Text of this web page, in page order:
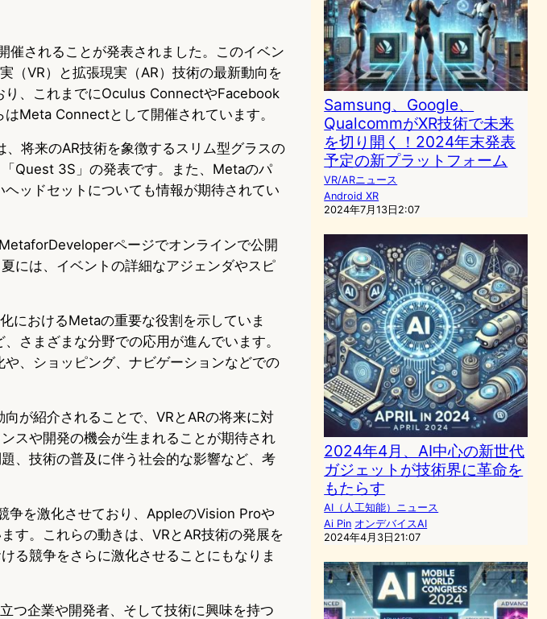
されることが発表されました。このイベン
（VR）と拡張現実（AR）技術の最新動向を
、これまでにOculus ConnectやFacebook
Meta Connectとして開催されています。
将来のAR技術を象徴するスリム型グラスの
Quest 3S」の発表です。また、Metaのパ
ッドセットについても情報が期待されてい
ページでオンラインで公開
には、イベントの詳細なアジェンダやスピ
におけるMetaの重要な役割を示していま
さまざまな分野での応用が進んでいます。
、ショッピング、ナビゲーションなどでの
が紹介されることで、VRとARの将来に対
スや開発の機会が生まれることが期待され
、技術の普及に伴う社会的な影響など、考
争を激化させており、AppleのVision Proや
す。これらの動きは、VRとAR技術の発展を
る競争をさらに激化させることにもなりま
つ企業や開発者、そして技術に興味を持つ
Samsung、Google、
QualcommがXR技術で未来
を切り開く！2024年末発表
予定の新プラットフォーム
VR/ARニュース
Android XR
2024年7月13日2:07
2024年4月、AI中心の新世代
ガジェットが技術界に革命を
もたらす
AI（人工知能）ニュース
Ai Pin オンデバイスAI
2024年4月3日21:07